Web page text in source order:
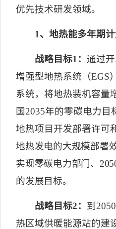
优先技术研发领域。
1、地热能多年期
战略目标1 ： 通过
增强型地热系统（EGS
系统，将地热装机容量
国2035年的零碳电力目
地热项目开发部署许可
地热发电的大规模部署
实现零碳电力部门、
的发展目标。
战略目标2： 到 2050
热区域供暖能源站的建